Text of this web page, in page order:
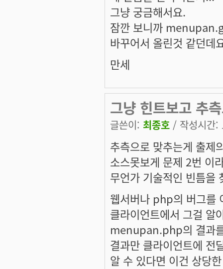
그냥 궁금해서요.
잠깐 보니까
바꾸어서 올린것 같던데
만세
그냥 힌트보고 추
글쓴이: 최종호 / 작성시간
추측으로 맞추는게 출제
소스못보게 문제 2번 이
무언가 기술적인 빈틈을
웹서버나 php의 버그를
클라이언트에서 그걸 알
menupan.php의 결과
결과만 클라이언트에
알 수 있다면 이건 상당